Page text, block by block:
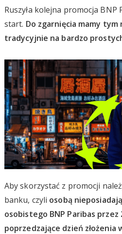
Ruszyła kolejna promocja BNP
start. Do zgarnięcia mamy tym
tradycyjnie na bardzo
Aby skorzystać z promocji
banku, czyli osobą
osobistego BNP Paribas przez
poprzedzające dzień złożenia